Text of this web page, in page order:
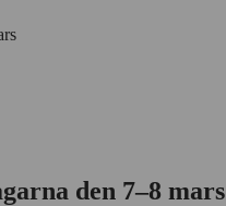
den 7–8 mars